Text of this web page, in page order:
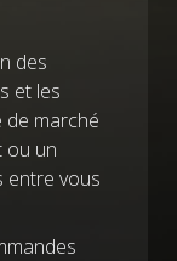
des
et les
de marché
ou un
entre vous